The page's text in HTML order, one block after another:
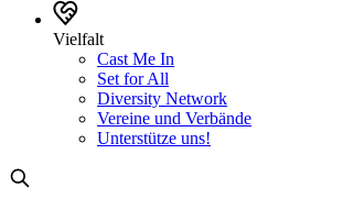
Vielfalt
Cast Me In
Set for All
Diversity Network
Vereine und Verbände
Unterstütze uns!